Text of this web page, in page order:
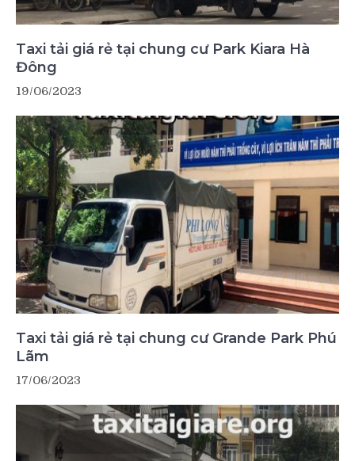
Taxi tải giá rẻ tại chung cư Park Kiara Hà
Đông
19/06/2023
Taxi tải giá rẻ tại chung cư Grande Park Phú
Lãm
17/06/2023